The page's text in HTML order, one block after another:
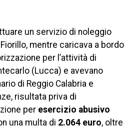
un servizio di noleggio
mentre caricava a bordo
per l’attività di
(Lucca) e avevano
di Reggio Calabria e
risultata priva di
per esercizio abusivo
una multa di 2.064 euro, oltre